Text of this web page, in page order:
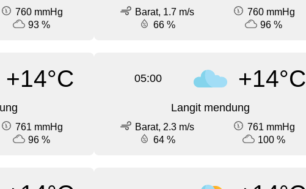
760 mmHg
93 %
Barat, 1.7 m/s
760 mmHg
66 %
96 %
+14°C
761 mmHg
96 %
05:00 +14°C
Langit mendung
Barat, 2.3 m/s
761 mmHg
64 %
100 %